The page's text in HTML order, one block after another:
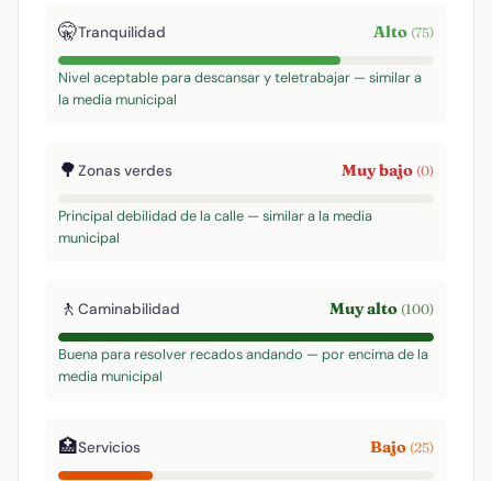
🤫Tranquilidad Alto (75)
Nivel aceptable para descansar y teletrabajar — similar a
la media municipal
🌳Zonas verdes Muy bajo (0)
Principal debilidad de la calle — similar a la media
municipal
🚶 Caminabilidad Muy alto (100)
Buena para resolver recados andando — por encima de la
media municipal
🏥Servicios Bajo (25)